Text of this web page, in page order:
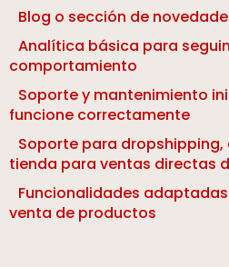
Blog o sección de
Analítica básica para
comportamiento
Soporte y mantenimiento
funcione correctamente
Soporte para
tienda para ventas directas
Funcionalidades
venta de productos